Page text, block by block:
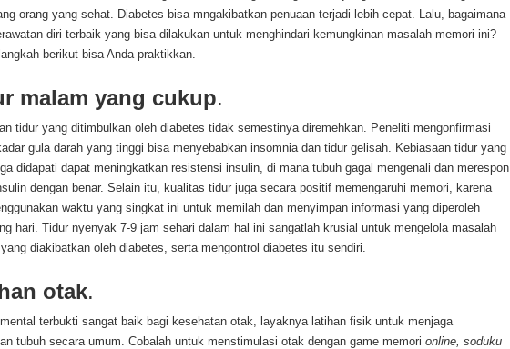
orang yang sehat. Diabetes bisa mngakibatkan penuaan terjadi lebih cepat. Lalu, bagaimana
diri terbaik yang bisa dilakukan untuk menghindari kemungkinan masalah memori ini?
berikut bisa Anda praktikkan.
malam yang cukup.
tidur yang ditimbulkan oleh diabetes tidak semestinya diremehkan. Peneliti mengonfirmasi
gula darah yang tinggi bisa menyebabkan insomnia dan tidur gelisah. Kebiasaan tidur yang
didapati dapat meningkatkan resistensi insulin, di mana tubuh gagal mengenali dan merespon
dengan benar. Selain itu, kualitas tidur juga secara positif memengaruhi memori, karena
waktu yang singkat ini untuk memilah dan menyimpan informasi yang diperoleh
hari. Tidur nyenyak 7-9 jam sehari dalam hal ini sangatlah krusial untuk mengelola masalah
diakibatkan oleh diabetes, serta mengontrol diabetes itu sendiri.
otak.
terbukti sangat baik bagi kesehatan otak, layaknya latihan fisik untuk menjaga
tubuh secara umum. Cobalah untuk menstimulasi otak dengan game memori online, soduku